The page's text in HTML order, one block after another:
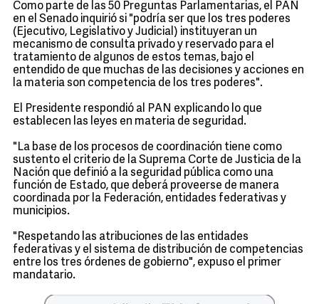
Como parte de las 50 Preguntas Parlamentarias, el PAN
en el Senado inquirió si "podría ser que los tres poderes
(Ejecutivo, Legislativo y Judicial) instituyeran un
mecanismo de consulta privado y reservado para el
tratamiento de algunos de estos temas, bajo el
entendido de que muchas de las decisiones y acciones en
la materia son competencia de los tres poderes".
El Presidente respondió al PAN explicando lo que
establecen las leyes en materia de seguridad.
"La base de los procesos de coordinación tiene como
sustento el criterio de la Suprema Corte de Justicia de la
Nación que definió a la seguridad pública como una
función de Estado, que deberá proveerse de manera
coordinada por la Federación, entidades federativas y
municipios.
"Respetando las atribuciones de las entidades
federativas y el sistema de distribución de competencias
entre los tres órdenes de gobierno", expuso el primer
mandatario.